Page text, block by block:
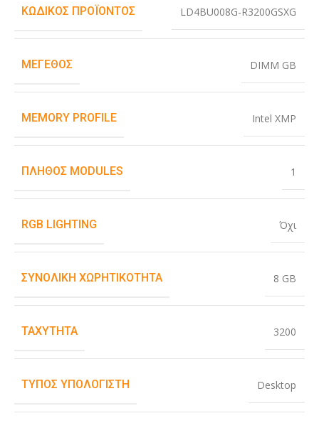
ΚΩΔΙΚΌΣ ΠΡΟΪΌΝΤΟΣ LD4BU008G-R3200GSXG
ΜΈΓΕΘΟΣ DIMM GB
MEMORY PROFILE Intel XMP
ΠΛΉΘΟΣ MODULES 1
RGB LIGHTING Όχι
ΣΥΝΟΛΙΚΉ ΧΩΡΗΤΙΚΌΤΗΤΑ 8 GB
ΤΑΧΎΤΗΤΑ 3200
ΤΎΠΟΣ ΥΠΟΛΟΓΙΣΤΉ Desktop